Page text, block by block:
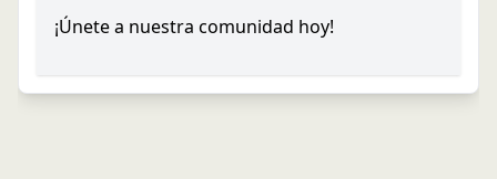
¡Únete a nuestra comunidad hoy!